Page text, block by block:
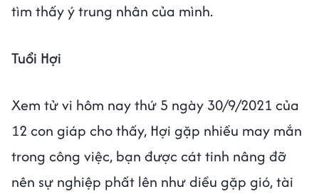
tìm thấy ý trung nhân của mình.
Tuổi Hợi
Xem tử vi hôm nay thứ 5 ngày 30/9/2021 của
12 con giáp cho thấy, Hợi gặp nhiều may mắn
trong công việc, bạn được cát tinh nâng đỡ
nên sự nghiệp phất lên như diều gặp gió, tài